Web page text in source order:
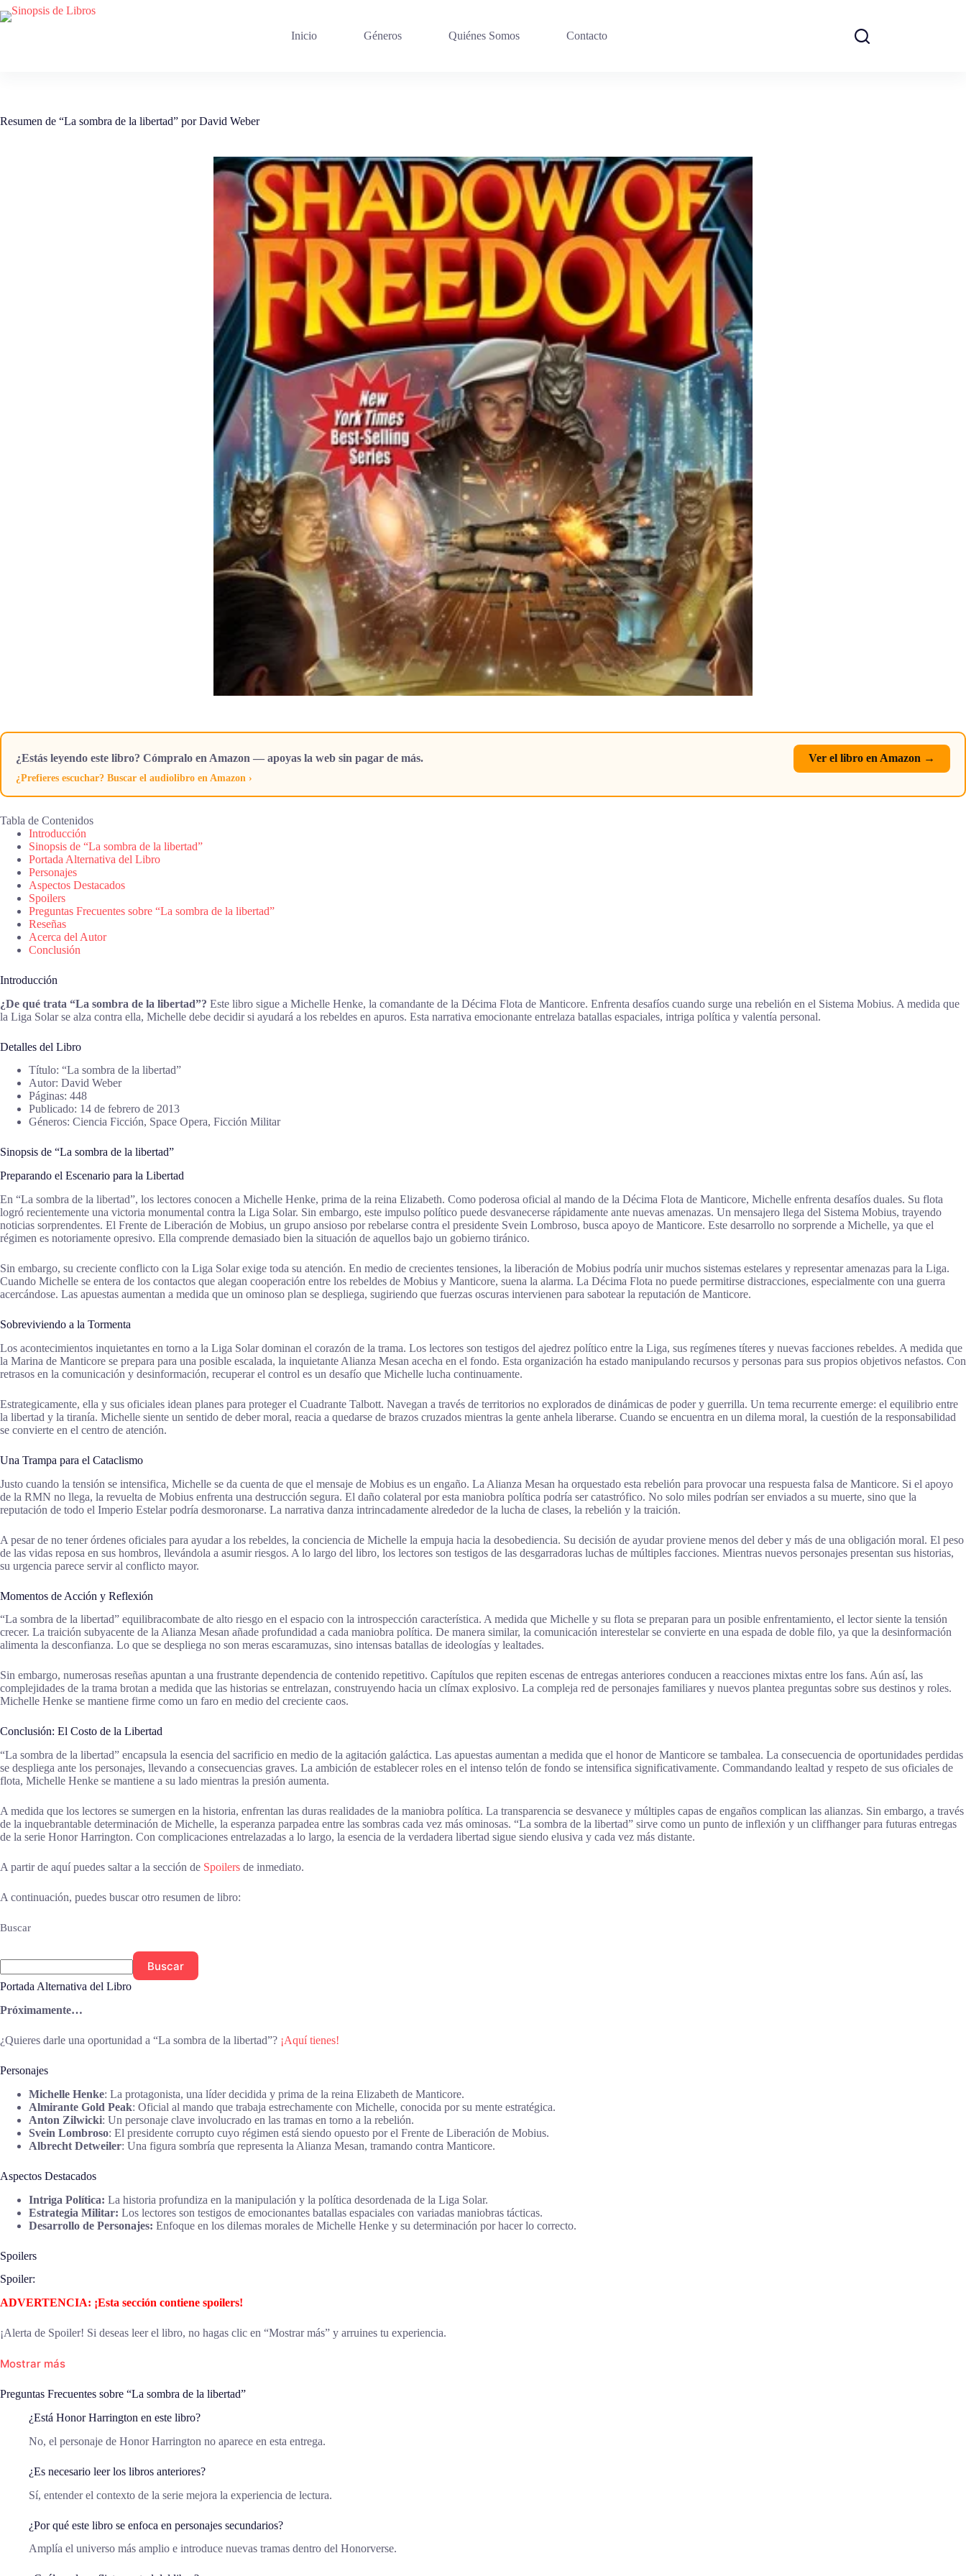
Saltar
al
Inicio Géneros Quiénes Somos Contacto
Resumen de “La sombra de la libertad” por David Weber
¿Estás leyendo este libro? Cómpralo en Amazon — apoyas la web sin pagar de más. Ver el libro en Amazon →
¿Prefieres escuchar? Buscar el audiolibro en Amazon ›
Tabla de Contenidos
Introducción
Sinopsis de “La sombra de la libertad”
Portada Alternativa del Libro
Personajes
Aspectos Destacados
Spoilers
Preguntas Frecuentes sobre “La sombra de la libertad”
Reseñas
Acerca del Autor
Conclusión
Introducción
¿De qué trata “La sombra de la libertad”? Este libro sigue a Michelle Henke, la comandante de la Décima Flota de Manticore. Enfrenta desafíos cuando surge una rebelión en el Sistema Mobius. A medida que
la Liga Solar se alza contra ella, Michelle debe decidir si ayudará a los rebeldes en apuros. Esta narrativa emocionante entrelaza batallas espaciales, intriga política y valentía personal.
Detalles del Libro
Título: “La sombra de la libertad”
Autor: David Weber
Páginas: 448
Publicado: 14 de febrero de 2013
Géneros: Ciencia Ficción, Space Opera, Ficción Militar
Sinopsis de “La sombra de la libertad”
Preparando el Escenario para la Libertad
En “La sombra de la libertad”, los lectores conocen a Michelle Henke, prima de la reina Elizabeth. Como poderosa oficial al mando de la Décima Flota de Manticore, Michelle enfrenta desafíos duales. Su flota
logró recientemente una victoria monumental contra la Liga Solar. Sin embargo, este impulso político puede desvanecerse rápidamente ante nuevas amenazas. Un mensajero llega del Sistema Mobius, trayendo
noticias sorprendentes. El Frente de Liberación de Mobius, un grupo ansioso por rebelarse contra el presidente Svein Lombroso, busca apoyo de Manticore. Este desarrollo no sorprende a Michelle, ya que el
régimen es notoriamente opresivo. Ella comprende demasiado bien la situación de aquellos bajo un gobierno tiránico.
Sin embargo, su creciente conflicto con la Liga Solar exige toda su atención. En medio de crecientes tensiones, la liberación de Mobius podría unir muchos sistemas estelares y representar amenazas para la Liga.
Cuando Michelle se entera de los contactos que alegan cooperación entre los rebeldes de Mobius y Manticore, suena la alarma. La Décima Flota no puede permitirse distracciones, especialmente con una guerra
acercándose. Las apuestas aumentan a medida que un ominoso plan se despliega, sugiriendo que fuerzas oscuras intervienen para sabotear la reputación de Manticore.
Sobreviviendo a la Tormenta
Los acontecimientos inquietantes en torno a la Liga Solar dominan el corazón de la trama. Los lectores son testigos del ajedrez político entre la Liga, sus regímenes títeres y nuevas facciones rebeldes. A medida que
la Marina de Manticore se prepara para una posible escalada, la inquietante Alianza Mesan acecha en el fondo. Esta organización ha estado manipulando recursos y personas para sus propios objetivos nefastos. Con
retrasos en la comunicación y desinformación, recuperar el control es un desafío que Michelle lucha continuamente.
Estrategicamente, ella y sus oficiales idean planes para proteger el Cuadrante Talbott. Navegan a través de territorios no explorados de dinámicas de poder y guerrilla. Un tema recurrente emerge: el equilibrio entre
la libertad y la tiranía. Michelle siente un sentido de deber moral, reacia a quedarse de brazos cruzados mientras la gente anhela liberarse. Cuando se encuentra en un dilema moral, la cuestión de la responsabilidad
se convierte en el centro de atención.
Una Trampa para el Cataclismo
Justo cuando la tensión se intensifica, Michelle se da cuenta de que el mensaje de Mobius es un engaño. La Alianza Mesan ha orquestado esta rebelión para provocar una respuesta falsa de Manticore. Si el apoyo
de la RMN no llega, la revuelta de Mobius enfrenta una destrucción segura. El daño colateral por esta maniobra política podría ser catastrófico. No solo miles podrían ser enviados a su muerte, sino que la
reputación de todo el Imperio Estelar podría desmoronarse. La narrativa danza intrincadamente alrededor de la lucha de clases, la rebelión y la traición.
A pesar de no tener órdenes oficiales para ayudar a los rebeldes, la conciencia de Michelle la empuja hacia la desobediencia. Su decisión de ayudar proviene menos del deber y más de una obligación moral. El peso
de las vidas reposa en sus hombros, llevándola a asumir riesgos. A lo largo del libro, los lectores son testigos de las desgarradoras luchas de múltiples facciones. Mientras nuevos personajes presentan sus historias,
su urgencia parece servir al conflicto mayor.
Momentos de Acción y Reflexión
“La sombra de la libertad” equilibracombate de alto riesgo en el espacio con la introspección característica. A medida que Michelle y su flota se preparan para un posible enfrentamiento, el lector siente la tensión
crecer. La traición subyacente de la Alianza Mesan añade profundidad a cada maniobra política. De manera similar, la comunicación interestelar se convierte en una espada de doble filo, ya que la desinformación
alimenta la desconfianza. Lo que se despliega no son meras escaramuzas, sino intensas batallas de ideologías y lealtades.
Sin embargo, numerosas reseñas apuntan a una frustrante dependencia de contenido repetitivo. Capítulos que repiten escenas de entregas anteriores conducen a reacciones mixtas entre los fans. Aún así, las
complejidades de la trama brotan a medida que las historias se entrelazan, construyendo hacia un clímax explosivo. La compleja red de personajes familiares y nuevos plantea preguntas sobre sus destinos y roles.
Michelle Henke se mantiene firme como un faro en medio del creciente caos.
Conclusión: El Costo de la Libertad
“La sombra de la libertad” encapsula la esencia del sacrificio en medio de la agitación galáctica. Las apuestas aumentan a medida que el honor de Manticore se tambalea. La consecuencia de oportunidades perdidas
se despliega ante los personajes, llevando a consecuencias graves. La ambición de establecer roles en el intenso telón de fondo se intensifica significativamente. Commandando lealtad y respeto de sus oficiales de
flota, Michelle Henke se mantiene a su lado mientras la presión aumenta.
A medida que los lectores se sumergen en la historia, enfrentan las duras realidades de la maniobra política. La transparencia se desvanece y múltiples capas de engaños complican las alianzas. Sin embargo, a través
de la inquebrantable determinación de Michelle, la esperanza parpadea entre las sombras cada vez más ominosas. “La sombra de la libertad” sirve como un punto de inflexión y un cliffhanger para futuras entregas
de la serie Honor Harrington. Con complicaciones entrelazadas a lo largo, la esencia de la verdadera libertad sigue siendo elusiva y cada vez más distante.
A partir de aquí puedes saltar a la sección de Spoilers de inmediato.
A continuación, puedes buscar otro resumen de libro:
Buscar
Buscar
Portada Alternativa del Libro
Próximamente…
¿Quieres darle una oportunidad a “La sombra de la libertad”? ¡Aquí tienes!
Personajes
Michelle Henke: La protagonista, una líder decidida y prima de la reina Elizabeth de Manticore.
Almirante Gold Peak: Oficial al mando que trabaja estrechamente con Michelle, conocida por su mente estratégica.
Anton Zilwicki: Un personaje clave involucrado en las tramas en torno a la rebelión.
Svein Lombroso: El presidente corrupto cuyo régimen está siendo opuesto por el Frente de Liberación de Mobius.
Albrecht Detweiler: Una figura sombría que representa la Alianza Mesan, tramando contra Manticore.
Aspectos Destacados
Intriga Política: La historia profundiza en la manipulación y la política desordenada de la Liga Solar.
Estrategia Militar: Los lectores son testigos de emocionantes batallas espaciales con variadas maniobras tácticas.
Desarrollo de Personajes: Enfoque en los dilemas morales de Michelle Henke y su determinación por hacer lo correcto.
Spoilers
Spoiler:
ADVERTENCIA: ¡Esta sección contiene spoilers!
¡Alerta de Spoiler! Si deseas leer el libro, no hagas clic en “Mostrar más” y arruines tu experiencia.
Mostrar más
Preguntas Frecuentes sobre “La sombra de la libertad”
¿Está Honor Harrington en este libro?
No, el personaje de Honor Harrington no aparece en esta entrega.
¿Es necesario leer los libros anteriores?
Sí, entender el contexto de la serie mejora la experiencia de lectura.
¿Por qué este libro se enfoca en personajes secundarios?
Amplía el universo más amplio e introduce nuevas tramas dentro del Honorverse.